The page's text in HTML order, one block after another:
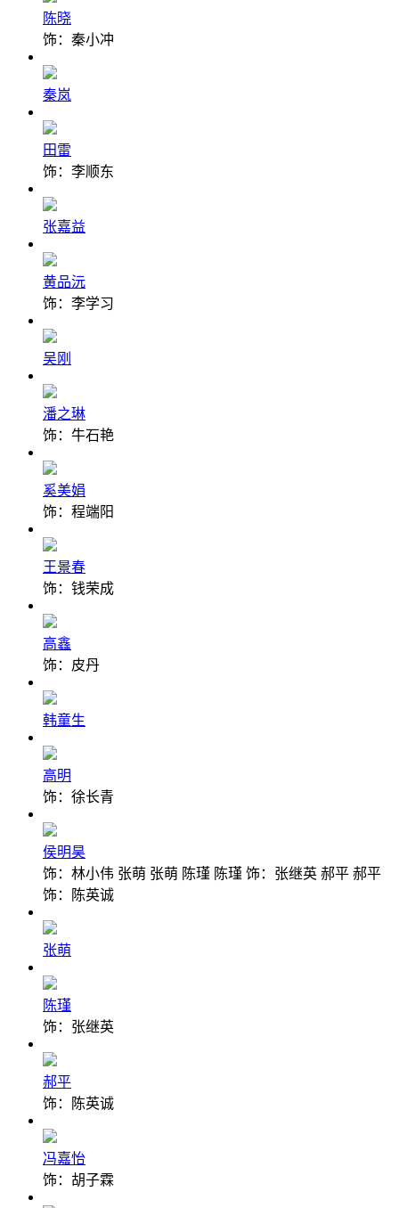
陈晓
饰：秦小冲
秦岚
田雷
饰：李顺东
张嘉益
黄品沅
饰：李学习
吴刚
潘之琳
饰：牛石艳
奚美娟
饰：程端阳
王景春
饰：钱荣成
高鑫
饰：皮丹
韩童生
高明
饰：徐长青
侯明昊
饰：林小伟 张萌 张萌 陈瑾 陈瑾 饰：张继英 郝平 郝平
饰：陈英诚
张萌
陈瑾
饰：张继英
郝平
饰：陈英诚
冯嘉怡
饰：胡子霖